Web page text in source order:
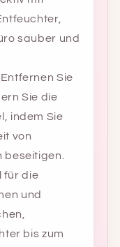
sauber und
Entfernen Sie
Sie die
indem Sie
von
beseitigen.
für die
und
bis zum